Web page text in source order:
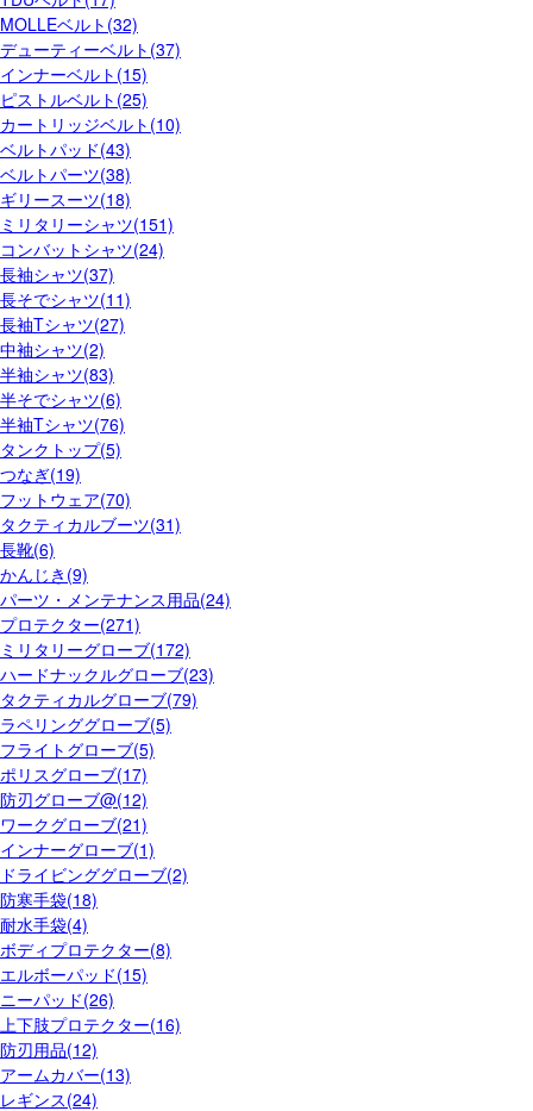
MOLLEベルト(32)
デューティーベルト(37)
インナーベルト(15)
ピストルベルト(25)
カートリッジベルト(10)
ベルトパッド(43)
ベルトパーツ(38)
ギリースーツ(18)
ミリタリーシャツ(151)
コンバットシャツ(24)
長袖シャツ(37)
長そでシャツ(11)
長袖Tシャツ(27)
中袖シャツ(2)
半袖シャツ(83)
半そでシャツ(6)
半袖Tシャツ(76)
タンクトップ(5)
つなぎ(19)
フットウェア(70)
タクティカルブーツ(31)
長靴(6)
かんじき(9)
パーツ・メンテナンス用品(24)
プロテクター(271)
ミリタリーグローブ(172)
ハードナックルグローブ(23)
タクティカルグローブ(79)
ラペリンググローブ(5)
フライトグローブ(5)
ポリスグローブ(17)
防刃グローブ@(12)
ワークグローブ(21)
インナーグローブ(1)
ドライビンググローブ(2)
防寒手袋(18)
耐水手袋(4)
ボディプロテクター(8)
エルボーパッド(15)
ニーパッド(26)
上下肢プロテクター(16)
防刃用品(12)
アームカバー(13)
レギンス(24)